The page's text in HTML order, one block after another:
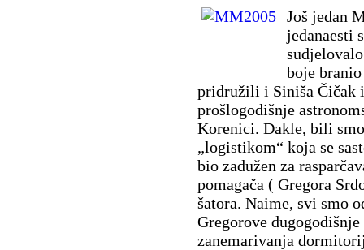
Još jedan
jedanaesti
boje
pridružili i Siniša Čičak
prošlogodišnje
Korenici. Dakle, bili
„logistikom“ koja se
bio zadužen za
pomagača ( Gregora
šatora. Naime, svi smo
Gregorove
zanemarivanja